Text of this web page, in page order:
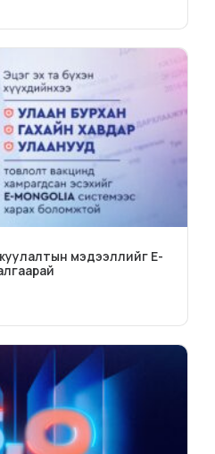
мэдээллийг E-